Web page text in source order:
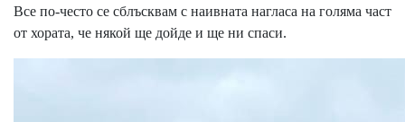
Все по-често се сблъсквам с наивната нагласа на голяма част
от хората, че някой ще дойде и ще ни спаси.